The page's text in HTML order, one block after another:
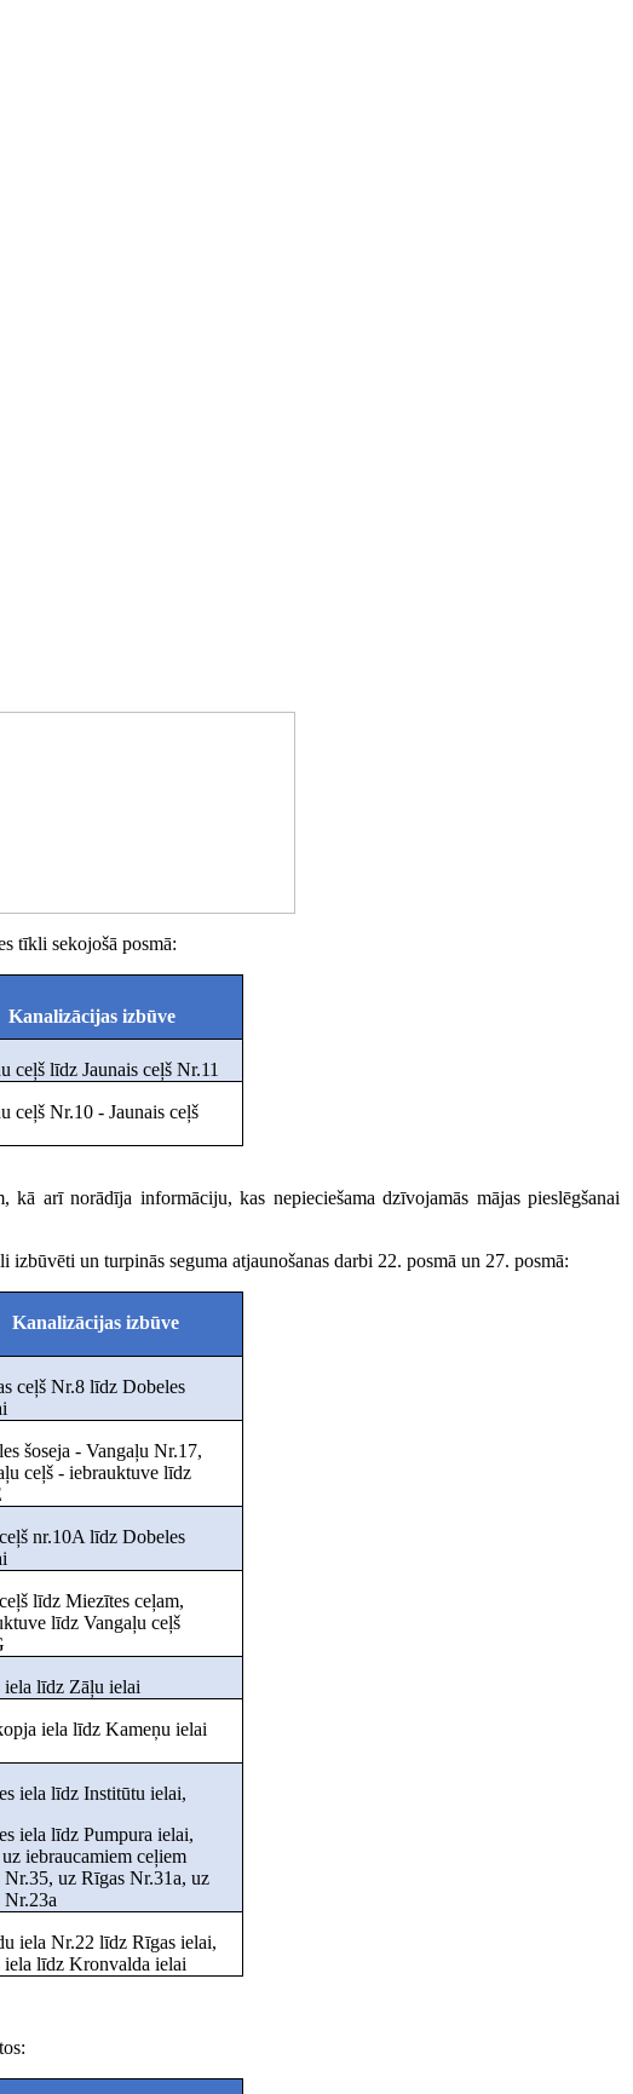
tīkli sekojošā posmā:
Kanalizācijas izbūve
ceļš līdz Jaunais ceļš Nr.11
ceļš Nr.10 - Jaunais ceļš
arī norādīja informāciju, kas nepieciešama dzīvojamās mājas pieslēgšanai
un turpinās seguma atjaunošanas darbi 22. posmā un 27. posmā:
Kanalizācijas izbūve
ceļš Nr.8 līdz Dobeles
šoseja - Vangaļu Nr.17,
ceļš - iebrauktuve līdz
nr.10A līdz Dobeles
līdz Miezītes ceļam,
līdz Vangaļu ceļš
iela līdz Zāļu ielai
iela līdz Kameņu ielai
iela līdz Institūtu ielai,
iela līdz Pumpura ielai,
iebraucamiem ceļiem
Nr.35, uz Rīgas Nr.31a, uz
Nr.23a
iela Nr.22 līdz Rīgas ielai,
iela līdz Kronvalda ielai